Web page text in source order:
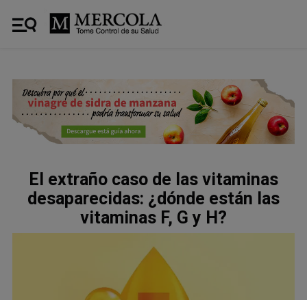
El extraño caso de las vitaminas
desaparecidas: ¿dónde están las
vitaminas F, G y H?